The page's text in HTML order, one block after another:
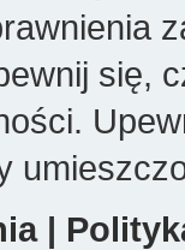
się,
|